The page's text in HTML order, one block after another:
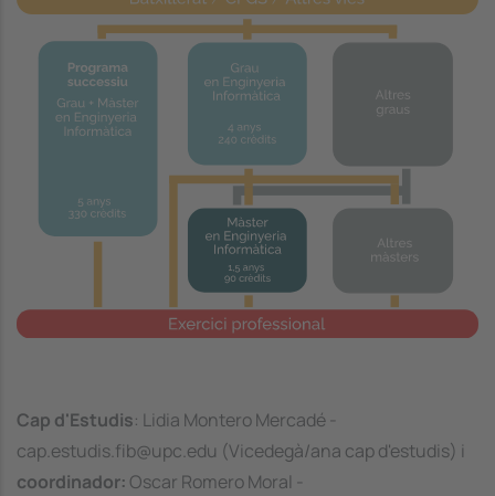
Cap d'Estudis: Lidia Montero Mercadé -
cap.estudis.fib@upc.edu (Vicedegà/ana cap d'estudis) i
coordinador: Oscar Romero Moral -